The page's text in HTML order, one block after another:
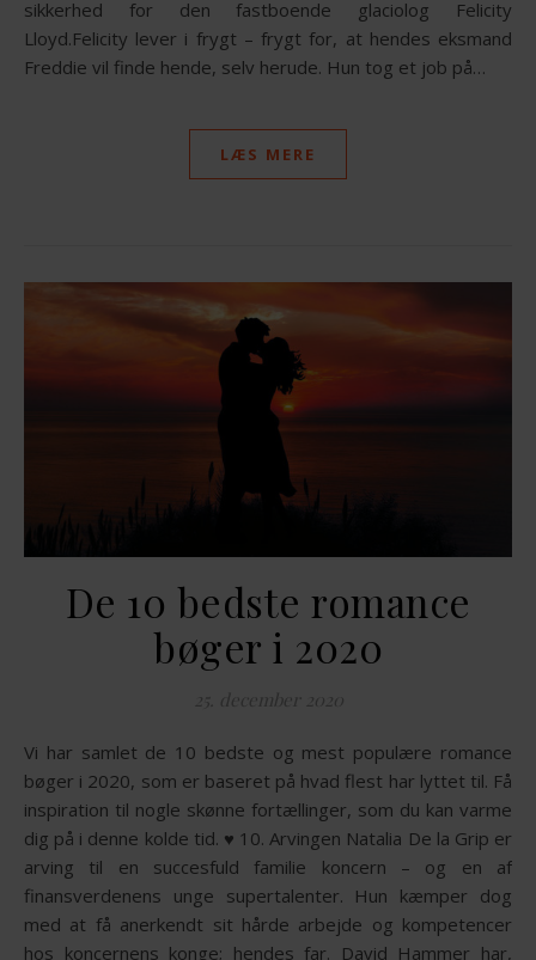
sikkerhed for den fastboende glaciolog Felicity
Lloyd.Felicity lever i frygt – frygt for, at hendes eksmand
Freddie vil finde hende, selv herude. Hun tog et job på…
LÆS MERE
De 10 bedste romance
bøger i 2020
25. december 2020
Vi har samlet de 10 bedste og mest populære romance
bøger i 2020, som er baseret på hvad flest har lyttet til. Få
inspiration til nogle skønne fortællinger, som du kan varme
dig på i denne kolde tid. ♥️ 10. Arvingen Natalia De la Grip er
arving til en succesfuld familie koncern – og en af
finansverdenens unge supertalenter. Hun kæmper dog
med at få anerkendt sit hårde arbejde og kompetencer
hos koncernens konge; hendes far. David Hammer har,